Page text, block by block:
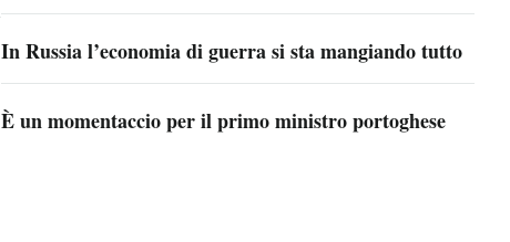
In Russia l’economia di guerra si sta mangiando tutto
È un momentaccio per il primo ministro portoghese